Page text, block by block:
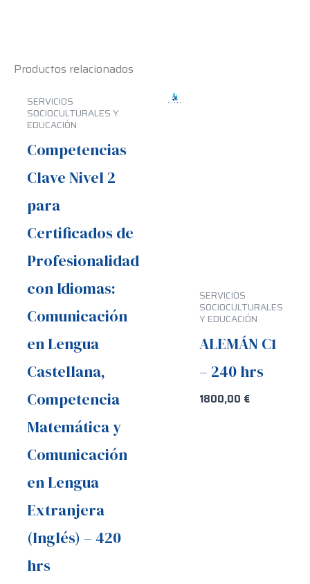
Productos relacionados
SERVICIOS
SOCIOCULTURALES Y
EDUCACIÓN
Competencias
Clave Nivel 2
para
Certificados de
Profesionalidad
con Idiomas:
Comunicación
en Lengua
Castellana,
Competencia
Matemática y
Comunicación
en Lengua
Extranjera
(Inglés) – 420
hrs
SERVICIOS
SOCIOCULTURALES
Y EDUCACIÓN
ALEMÁN C1
– 240 hrs
1800,00 €